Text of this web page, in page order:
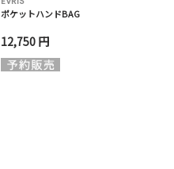
ポケットハンドBAG
12,750 円